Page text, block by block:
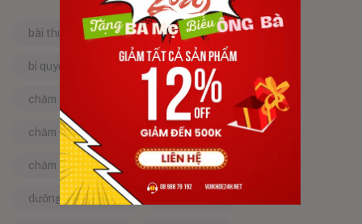
bài thuốc dân gian bí quyết làm đẹp
bí quyết sống khỏe bí quyết trẻ lâu
chăm sóc bản thân chăm sóc cơ thể
chăm sóc da chăm sóc sức khỏe
chăm sóc sức khỏe tự nhiên chống lão hóa
dưỡng da tự nhiên